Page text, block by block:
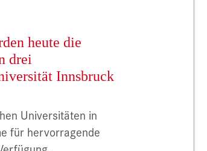
heute die
drei
Innsbruck
Universitäten in
für hervorragende